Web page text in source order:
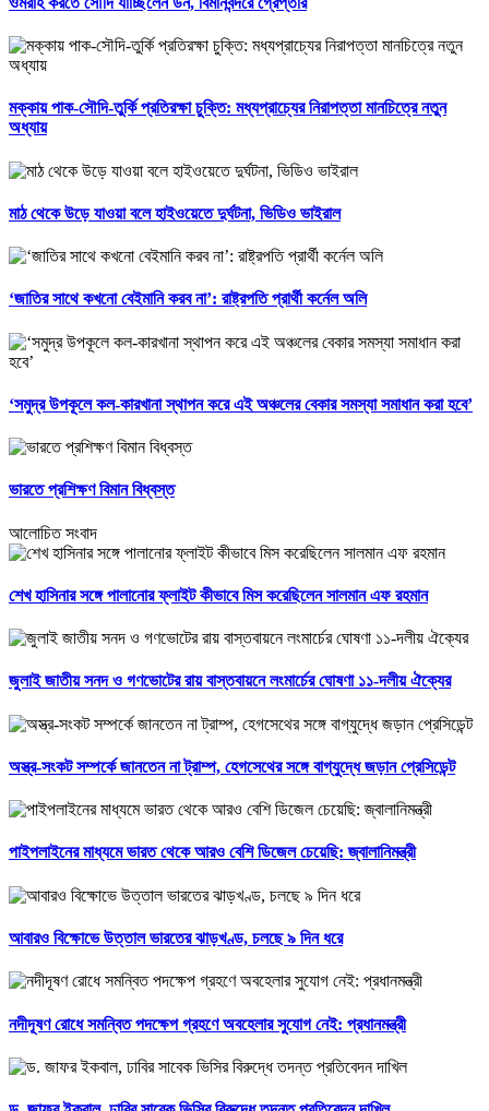
মক্কায় পাক-সৌদি-তুর্কি প্রতিরক্ষা চুক্তি: মধ্যপ্রাচ্যের নিরাপত্তা মানচিত্রে নতুন
অধ্যায়
মাঠ থেকে উড়ে যাওয়া বলে হাইওয়েতে দুর্ঘটনা, ভিডিও ভাইরাল
‘জাতির সাথে কখনো বেইমানি করব না’: রাষ্ট্রপতি প্রার্থী কর্নেল অলি
‘সমুদ্র উপকূলে কল-কারখানা স্থাপন করে এই অঞ্চলের বেকার সমস্যা সমাধান করা হবে’
ভারতে প্রশিক্ষণ বিমান বিধ্বস্ত
আলোচিত সংবাদ
শেখ হাসিনার সঙ্গে পালানোর ফ্লাইট কীভাবে মিস করেছিলেন সালমান এফ রহমান
জুলাই জাতীয় সনদ ও গণভোটের রায় বাস্তবায়নে লংমার্চের ঘোষণা ১১-দলীয় ঐক্যের
অস্ত্র-সংকট সম্পর্কে জানতেন না ট্রাম্প, হেগসেথের সঙ্গে বাগ্‌যুদ্ধে জড়ান প্রেসিডেন্ট
পাইপলাইনের মাধ্যমে ভারত থেকে আরও বেশি ডিজেল চেয়েছি: জ্বালানিমন্ত্রী
আবারও বিক্ষোভে উত্তাল ভারতের ঝাড়খণ্ড, চলছে ৯ দিন ধরে
নদীদূষণ রোধে সমন্বিত পদক্ষেপ গ্রহণে অবহেলার সুযোগ নেই: প্রধানমন্ত্রী